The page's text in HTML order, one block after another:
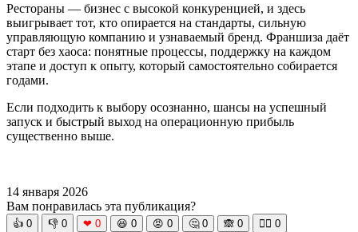
Рестораны — бизнес с высокой конкуренцией, и здесь
выигрывает тот, кто опирается на стандарты, сильную
управляющую компанию и узнаваемый бренд. Франшиза даёт
старт без хаоса: понятные процессы, поддержку на каждом
этапе и доступ к опыту, который самостоятельно собирается
годами.
Если подходить к выбору осознанно, шансы на успешный
запуск и быстрый выход на операционную прибыль
существенно выше.
14 января 2026
Вам понравилась эта публикация?
👍 0 👎 0 ❤ 0 😆 0 😡 0 🤔 0 🙈 0 🧘‍♀️ 0